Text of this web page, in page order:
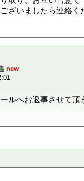
ざいましたら連絡く
new
ルへお返事させて頂